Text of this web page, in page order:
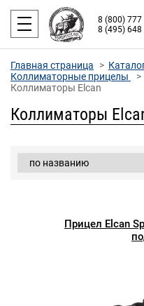
8 (800) 777
8 (495) 648
Главная страница
Коллиматорные прицелы
Коллиматоры Elcan
Коллиматоры
Прицел Elcan